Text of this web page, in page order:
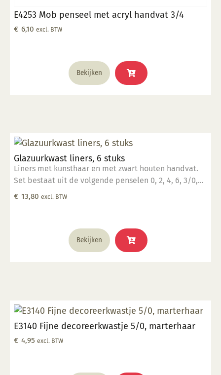
E4253 Mob penseel met acryl handvat 3/4
€ 6,10 excl. BTW
Bekijken
Glazuurkwast liners, 6 stuks
Liners met kunsthaar en met zwart houten handvat.
Set bestaat uit de volgende penselen 0, 2, 4, 6, 3/0,
5/0.
€ 13,80 excl. BTW
Bekijken
E3140 Fijne decoreerkwastje 5/0, marterhaar
€ 4,95 excl. BTW